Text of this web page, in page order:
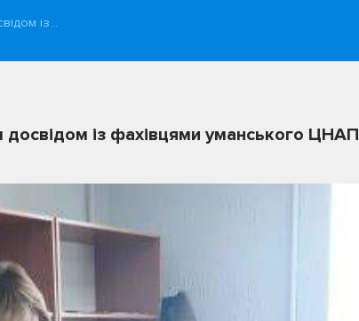
із…
досвідом із фахівцями уманського ЦНАП